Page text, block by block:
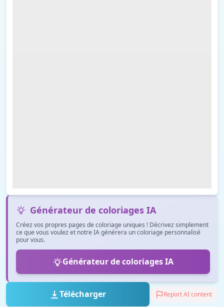
Générateur de coloriages IA
Créez vos propres pages de coloriage uniques ! Décrivez simplement
ce que vous voulez et notre IA générera un coloriage personnalisé
pour vous.
Générateur de coloriages IA
Télécharger Report AI content